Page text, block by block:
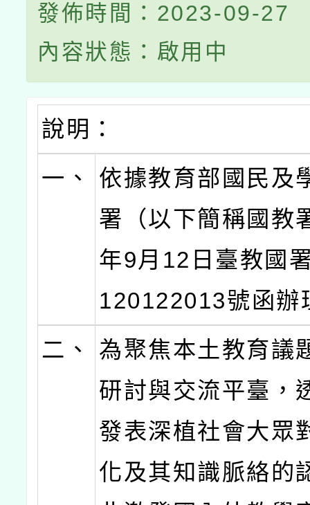
發佈時間：2023-09-27
內容狀態：啟用中
說明：
一、
依據教育部國民及
署（以下簡稱國教
年9月12日臺教國
120122013號函辦
二、
為聚焦本土教育議
研討與交流平臺，
發表深植社會大眾
化及其知識脈絡的